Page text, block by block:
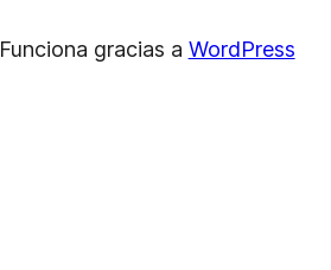
Funciona gracias a WordPress